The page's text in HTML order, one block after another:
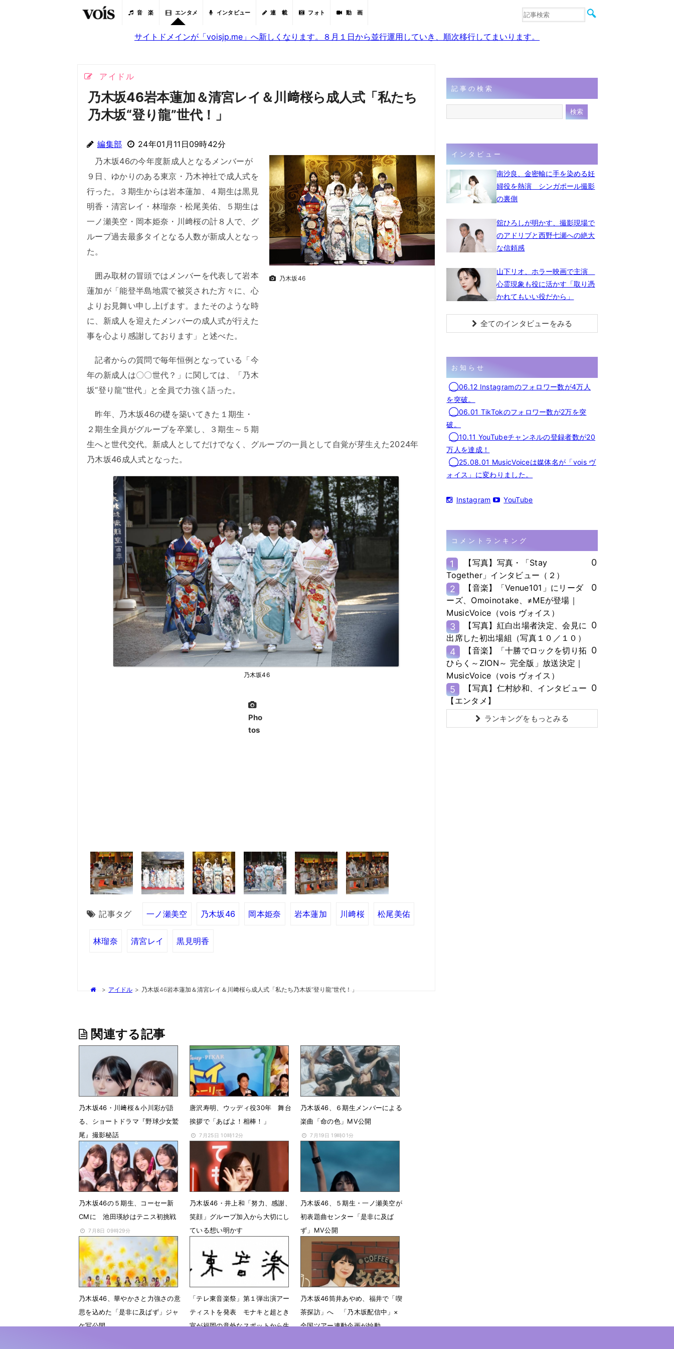
音 楽 エンタメ インタビュー 連 載 フォト 動 画
音楽
サイトドメインが「voisjp.me」へ新しくなります。８月１日から並行運用していき、順次移行してまいります。
アイドル
乃木坂46岩本蓮加＆清宮レイ＆川﨑桜ら成人式「私たち
乃木坂“登り龍”世代！」
編集部 24年01月11日09時42分
乃木坂46
乃木坂46の今年度新成人となるメンバーが
９日、ゆかりのある東京・乃木神社で成人式を
行った。３期生からは岩本蓮加、４期生は黒見
明香・清宮レイ・林瑠奈・松尾美佑、５期生は
一ノ瀬美空・岡本姫奈・川﨑桜の計８人で、グ
ループ過去最多タイとなる人数が新成人となっ
た。
囲み取材の冒頭ではメンバーを代表して岩本
蓮加が「能登半島地震で被災された方々に、心
よりお見舞い申し上げます。またそのような時
に、新成人を迎えたメンバーの成人式が行えた
事を心より感謝しております」と述べた。
記者からの質問で毎年恒例となっている「今
年の新成人は〇〇世代？」に関しては、「乃木
坂“登り龍”世代」と全員で力強く語った。
昨年、乃木坂46の礎を築いてきた１期生・
２期生全員がグループを卒業し、３期生～５期
生へと世代交代。新成人としてだけでなく、グループの一員として自覚が芽生えた2024年
乃木坂46成人式となった。
乃木坂46
Pho
tos
記事タグ 一ノ瀬美空 乃木坂46 岡本姫奈 岩本蓮加 川﨑桜 松尾美佑
林瑠奈 清宮レイ 黒見明香
> アイドル > 乃木坂46岩本蓮加＆清宮レイ＆川﨑桜ら成人式「私たち乃木坂“登り龍”世代！」
関連する記事
乃木坂46・川﨑桜＆小川彩が語
る、ショートドラマ『野球少女鷲
尾』撮影秘話
7月28日 07時00分
唐沢寿明、ウッディ役30年 舞台
挨拶で「あばよ！相棒！」
7月25日 10時12分
乃木坂46、６期生メンバーによる
楽曲「命の色」MV公開
7月19日 19時01分
乃木坂46の５期生、コーセー新
CMに 池田瑛紗はテニス初挑戦
7月8日 09時29分
乃木坂46・井上和「努力、感謝、
笑顔」グループ加入から大切にし
ている想い明かす
乃木坂46、５期生・一ノ瀬美空が
初表題曲センター「是非に及ば
ず」MV公開
6月28日 14時59分
乃木坂46、華やかさと力強さの意
思を込めた「是非に及ばず」ジャ
ケ写公開
「テレ東音楽祭」第１弾出演アー
ティストを発表 モナキと超とき
宣が福岡の意外なスポットから生
乃木坂46筒井あやめ、福井で「喫
茶探訪」へ 「乃木坂配信中」×
全国ツアー連動企画が始動
記事の検索
インタビュー
南沙良、金密輸に手を染める妊
婦役を熱演 シンガポール撮影
の裏側
舘ひろしが明かす、撮影現場で
のアドリブと西野七瀬への絶大
な信頼感
山下リオ、ホラー映画で主演
心霊現象も役に活かす「取り憑
かれてもいい役だから」
全てのインタビューをみる
お知らせ
◯06.12 Instagramのフォロワー数が4万人
を突破。
◯06.01 TikTokのフォロワー数が2万を突
破。
◯10.11 YouTubeチャンネルの登録者数が20
万人を達成！
◯25.08.01 MusicVoiceは媒体名が「vois ヴ
ォイス」に変わりました。
Instagram YouTube
コメントランキング
1
【写真】写真・「Stay
Together」インタビュー（２）
0
2
【音楽】「Venue101」にリーダ
ーズ、Omoinotake、≠MEが登場｜
MusicVoice（vois ヴォイス）
0
3
【写真】紅白出場者決定、会見に
出席した初出場組（写真１０／１０）
0
4
【音楽】「十勝でロックを切り拓
ひらく～ZION～ 完全版」放送決定｜
MusicVoice（vois ヴォイス）
0
5
【写真】仁村紗和、インタビュー
【エンタメ】
0
ランキングをもっとみる